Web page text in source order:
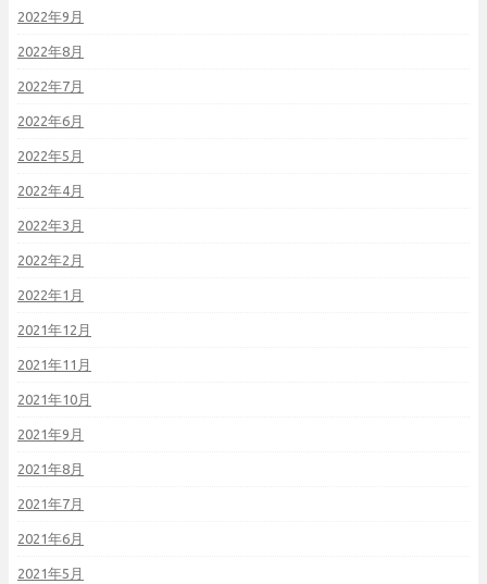
2022年9月
2022年8月
2022年7月
2022年6月
2022年5月
2022年4月
2022年3月
2022年2月
2022年1月
2021年12月
2021年11月
2021年10月
2021年9月
2021年8月
2021年7月
2021年6月
2021年5月